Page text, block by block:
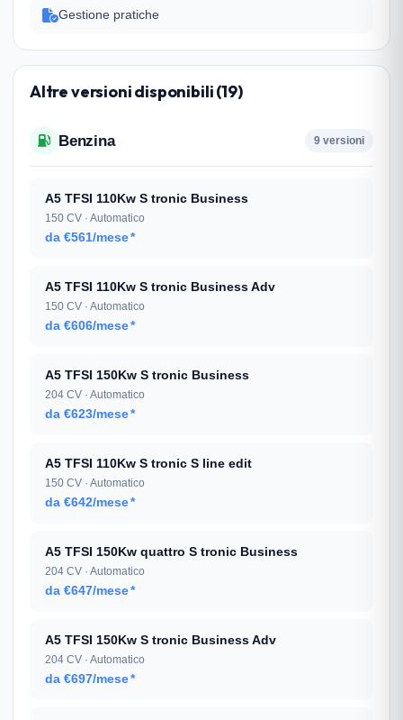
Gestione pratiche
Altre versioni disponibili (19)
Benzina 9 versioni
A5 TFSI 110Kw S tronic Business
150 CV · Automatico
da €561/mese*
A5 TFSI 110Kw S tronic Business Adv
150 CV · Automatico
da €606/mese*
A5 TFSI 150Kw S tronic Business
204 CV · Automatico
da €623/mese*
A5 TFSI 110Kw S tronic S line edit
150 CV · Automatico
da €642/mese*
A5 TFSI 150Kw quattro S tronic Business
204 CV · Automatico
da €647/mese*
A5 TFSI 150Kw S tronic Business Adv
204 CV · Automatico
da €697/mese*